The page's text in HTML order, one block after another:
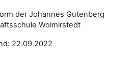
der Johannes Gutenberg
Wolmirstedt
22.09.2022